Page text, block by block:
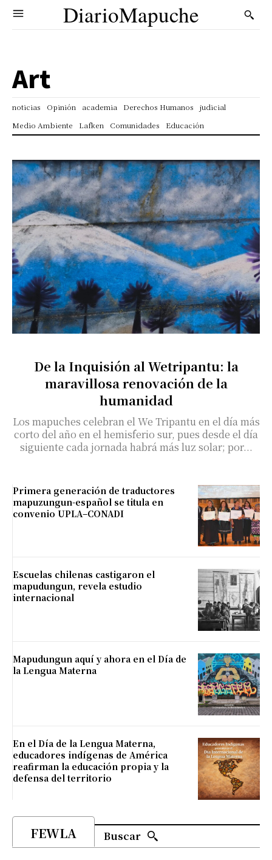
DiarioMapuche
Art
noticias Opinión academia Derechos Humanos
judicial
Medio Ambiente
Lafken Comunidades Educación
De la Inquisión al Wetripantu: la
maravillosa renovación de la
humanidad
Los mapuches celebran el We Tripantu en el día más
corto del año en el hemisferio sur, pues desde el día
siguiente cada jornada habrá más luz solar; por...
Primera generación de traductores
mapuzungun-español se titula en
convenio UPLA–CONADI
Escuelas chilenas castigaron el
mapudungun, revela estudio
internacional
Mapudungun aquí y ahora en el Día de
la Lengua Materna
En el Día de la Lengua Materna,
educadores indígenas de América
reafirman la educación propia y la
defensa del territorio
FEWLA Buscar